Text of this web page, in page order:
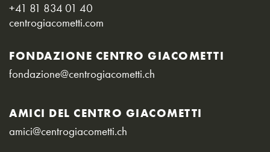
+41 81 834 01 40
centrogiacometti.com
FONDAZIONE CENTRO GIACOMETTI
fondazione@centrogiacometti.ch
AMICI DEL CENTRO GIACOMETTI
amici@centrogiacometti.ch